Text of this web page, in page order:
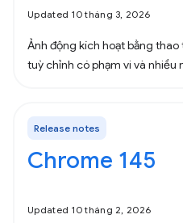
Updated 10 tháng 3, 2026
Ảnh động kích hoạt bằng
tuỳ chỉnh có phạm vi và nhiều
Release notes
Chrome 145
Updated 10 tháng 2, 2026